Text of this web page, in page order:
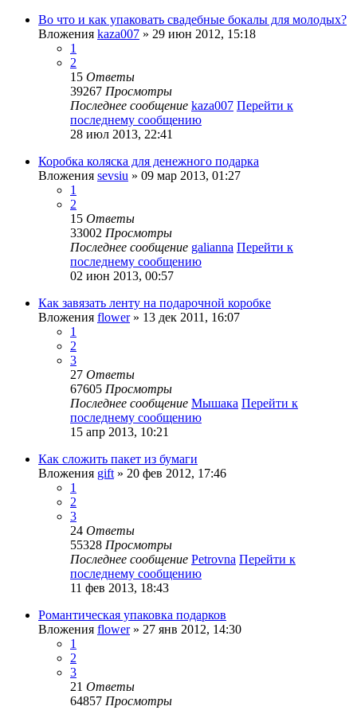
Во что и как упаковать свадебные бокалы для молодых?
Вложения kaza007 » 29 июн 2012, 15:18
1
2
15 Ответы
39267 Просмотры
Последнее сообщение kaza007 Перейти к
последнему сообщению
28 июл 2013, 22:41
Коробка коляска для денежного подарка
Вложения sevsiu » 09 мар 2013, 01:27
1
2
15 Ответы
33002 Просмотры
Последнее сообщение galianna Перейти к
последнему сообщению
02 июн 2013, 00:57
Как завязать ленту на подарочной коробке
Вложения flower» 13 дек 2011, 16:07
1
2
3
27 Ответы
67605 Просмотры
Последнее сообщение Мышака Перейти к
последнему сообщению
15 апр 2013, 10:21
Как сложить пакет из бумаги
Вложения gift » 20 фев 2012, 17:46
1
2
3
24 Ответы
55328 Просмотры
Последнее сообщение Petrovna Перейти к
последнему сообщению
11 фев 2013, 18:43
Романтическая упаковка подарков
Вложения flower» 27 янв 2012, 14:30
1
2
3
21 Ответы
64857 Просмотры